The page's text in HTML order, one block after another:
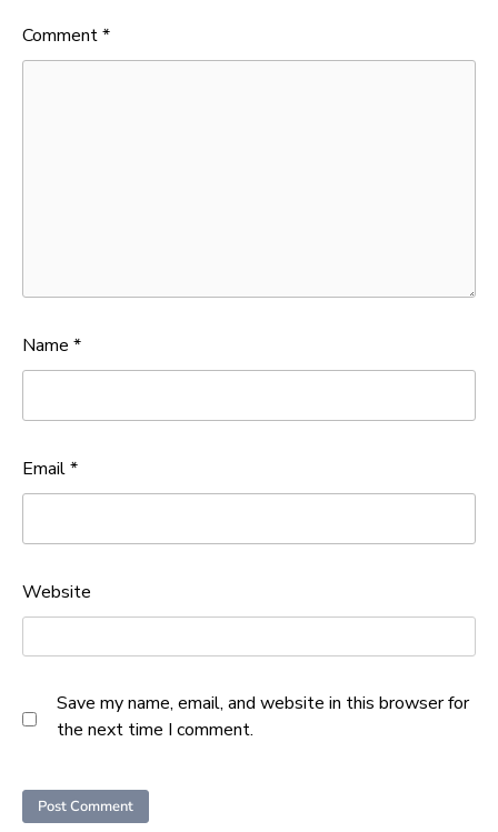
Comment*
Name *
Email*
Website
Save my name, email, and website in this browser for
the next time I comment.